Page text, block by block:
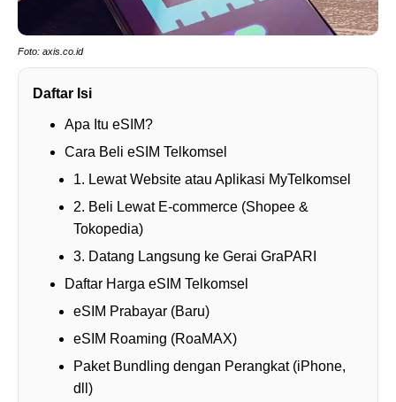
Foto: axis.co.id
Daftar Isi
Apa Itu eSIM?
Cara Beli eSIM Telkomsel
1. Lewat Website atau Aplikasi MyTelkomsel
2. Beli Lewat E-commerce (Shopee &
Tokopedia)
3. Datang Langsung ke Gerai GraPARI
Daftar Harga eSIM Telkomsel
eSIM Prabayar (Baru)
eSIM Roaming (RoaMAX)
Paket Bundling dengan Perangkat (iPhone,
dll)